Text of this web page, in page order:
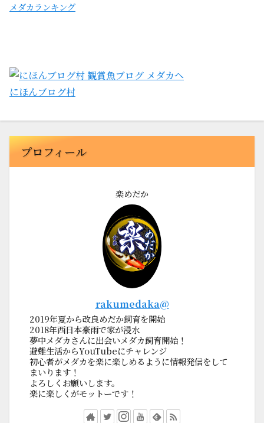
メダカランキング
にほんブログ村
プロフィール
楽めだか
rakumedaka@
2019年夏から改良めだか飼育を開始
2018年西日本豪雨で家が浸水
夢中メダカさんに出会いメダカ飼育開始！
避難生活からYouTubeにチャレンジ
初心者がメダカを楽に楽しめるように情報発信をして
まいります！
よろしくお願いします。
楽に楽しくがモットーです！